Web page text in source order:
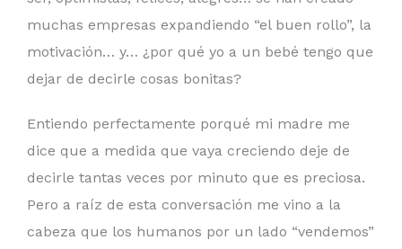
muchas empresas expandiendo “el buen rollo”, la
motivación… y… ¿por qué yo a un bebé tengo que
dejar de decirle cosas bonitas?
Entiendo perfectamente porqué mi madre me
dice que a medida que vaya creciendo deje de
decirle tantas veces por minuto que es preciosa.
Pero a raíz de esta conversación me vino a la
cabeza que los humanos por un lado “vendemos”